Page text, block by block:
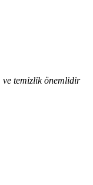
ve temizlik önemlidir